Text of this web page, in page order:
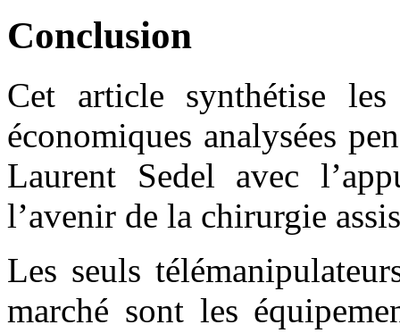
Conclusion
Cet article synthétise
économiques analysées
Laurent Sedel avec
l’avenir de la chirurgie
Les seuls
marché sont les